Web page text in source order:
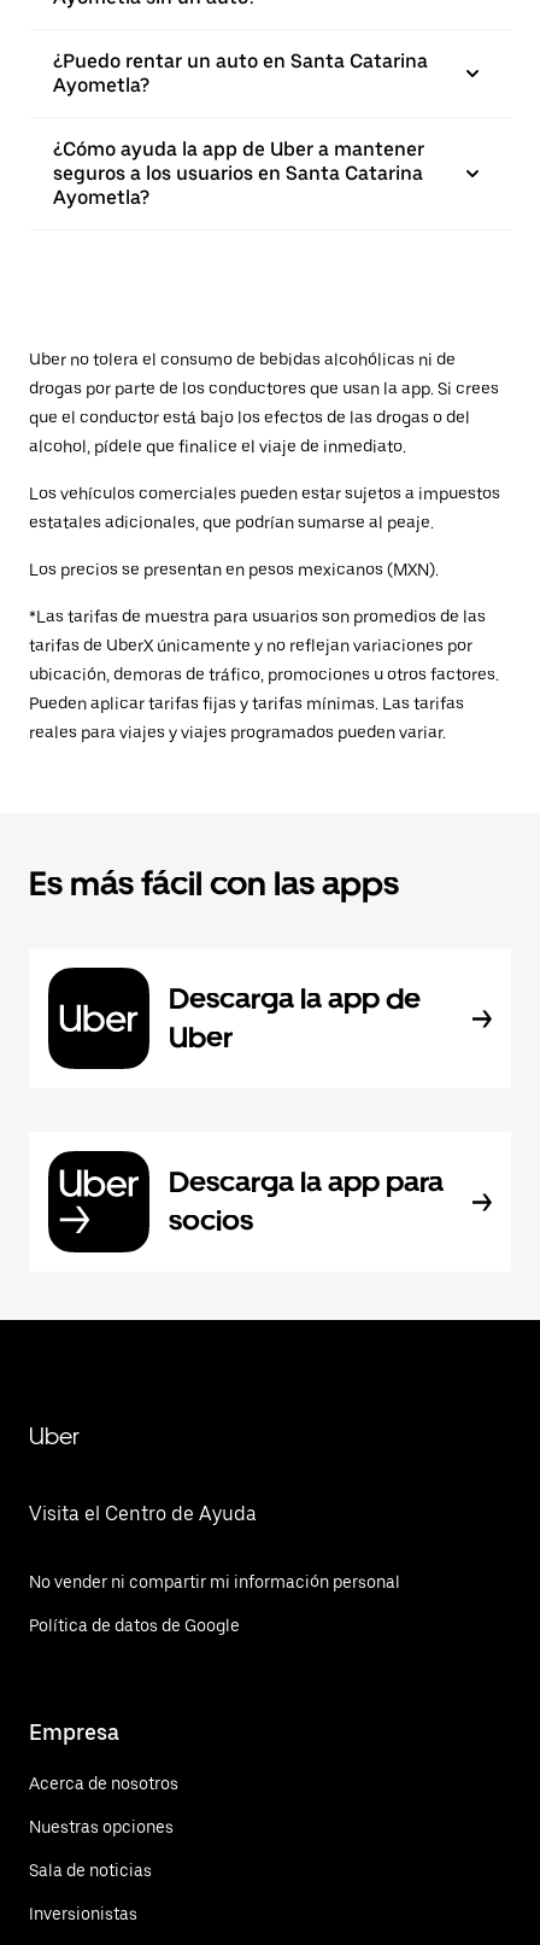
¿Puedo rentar un auto en Santa Catarina
Ayometla?
¿Cómo ayuda la app de Uber a mantener
seguros a los usuarios en Santa Catarina
Ayometla?
Uber no tolera el consumo de bebidas alcohólicas ni de
drogas por parte de los conductores que usan la app. Si crees
que el conductor está bajo los efectos de las drogas o del
alcohol, pídele que finalice el viaje de inmediato.
Los vehículos comerciales pueden estar sujetos a impuestos
estatales adicionales, que podrían sumarse al peaje.
Los precios se presentan en pesos mexicanos (MXN).
*Las tarifas de muestra para usuarios son promedios de las
tarifas de UberX únicamente y no reflejan variaciones por
ubicación, demoras de tráfico, promociones u otros factores.
Pueden aplicar tarifas fijas y tarifas mínimas. Las tarifas
reales para viajes y viajes programados pueden variar.
Es más fácil con las apps
Descarga la app de
Uber
Descarga la app para
socios
Uber
Visita el Centro de Ayuda
No vender ni compartir mi información personal
Política de datos de Google
Empresa
Acerca de nosotros
Nuestras opciones
Sala de noticias
Inversionistas